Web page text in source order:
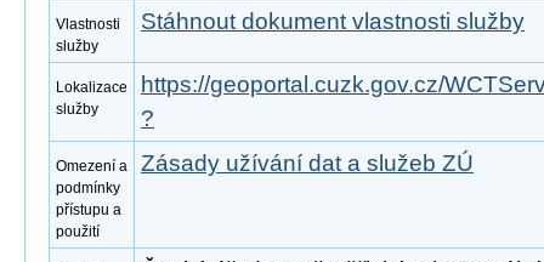
Vlastnosti
služby
Stáhnout dokument vlastnosti služby
Lokalizace
služby
https://geoportal.cuzk.gov.cz/
?
Omezení a
podmínky
přístupu a
použití
Zásady užívání dat a služeb ZÚ